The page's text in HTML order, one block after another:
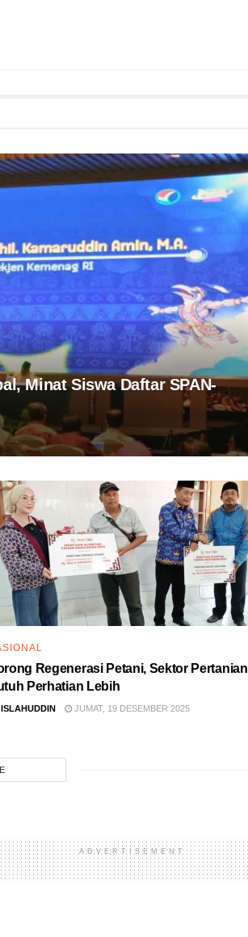
Minat Siswa Daftar SPAN-
Regenerasi Petani, Sektor Pertanian
Perhatian Lebih
ISLAHUDDIN JUMAT, 19 DESEMBER 2025
ADVERTISEMENT